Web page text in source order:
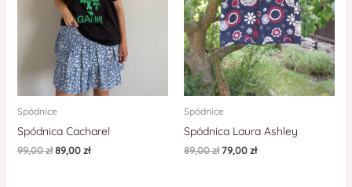
Spódnice
Spódnica Cacharel
99,00zł 89,00zł
Spódnice
Spódnica Laura Ashley
89,00zł79,00zł